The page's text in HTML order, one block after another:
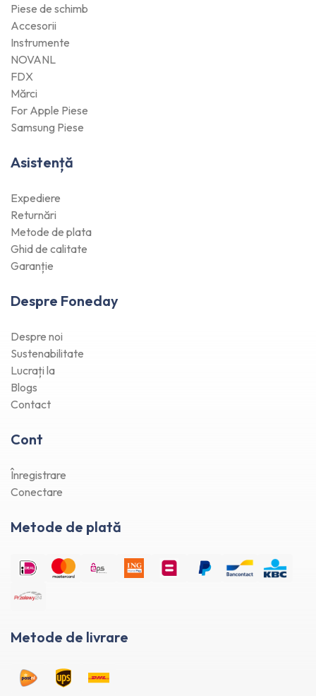
Piese de schimb
Accesorii
Instrumente
NOVANL
FDX
Mărci
For Apple Piese
Samsung Piese
Asistență
Expediere
Returnări
Metode de plata
Ghid de calitate
Garanție
Despre Foneday
Despre noi
Sustenabilitate
Lucrați la
Blogs
Contact
Cont
Înregistrare
Conectare
Metode de plată
Metode de livrare